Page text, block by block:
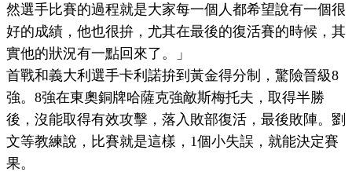
然選手比賽的過程就是大家每一個人都希望說有一個很
好的成績，他也很拚，尤其在最後的復活賽的時候，其
實他的狀況有一點回來了。」
首戰和義大利選手卡利諾拚到黃金得分制，驚險晉級8
強。8強在東奧銅牌哈薩克強敵斯梅托夫，取得半勝
後，沒能取得有效攻擊，落入敗部復活，最後敗陣。劉
文等教練說，比賽就是這樣，1個小失誤，就能決定賽
果。